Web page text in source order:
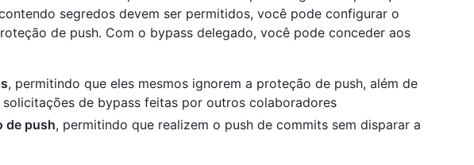
segredos devem ser permitidos, você pode configurar o
de push. Com o bypass delegado, você pode conceder aos
, permitindo que eles mesmos ignorem a proteção de push, além de
de bypass feitas por outros colaboradores
de push, permitindo que realizem o push de commits sem disparar a